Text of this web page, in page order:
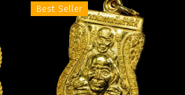
Best Seller